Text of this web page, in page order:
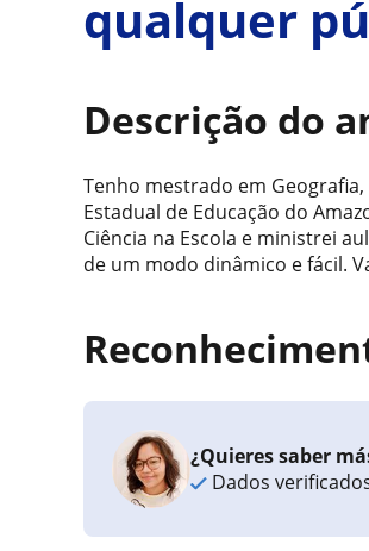
qualquer
Descrição do
Tenho mestrado em
Estadual de Educação do
Ciência na Escola e ministrei
de um modo dinâmico e fácil.
¿Quieres saber
Dados